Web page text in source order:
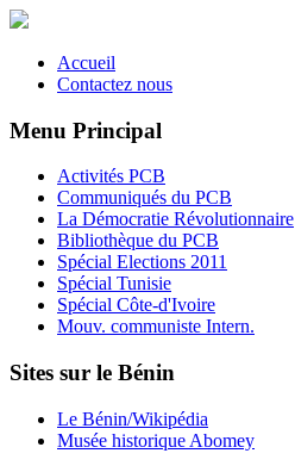
Accueil
Contactez nous
Menu Principal
Activités PCB
Communiqués du PCB
La Démocratie Révolutionnaire
Bibliothèque du PCB
Spécial Elections 2011
Spécial Tunisie
Spécial Côte-d'Ivoire
Mouv. communiste Intern.
Sites sur le Bénin
Le Bénin/Wikipédia
Musée historique Abomey